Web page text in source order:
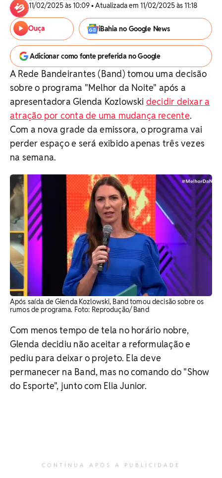
11/02/2025 às 10:09 • Atualizada em 11/02/2025 às 11:18
Ouça iBahia no Google News
Adicionar como fonte preferida no Google
A Rede Bandeirantes (Band) tomou uma decisão
sobre o programa "Melhor da Noite" após a
apresentadora Glenda Kozlowski decidir deixar a
atração por conta de uma mudança recente.
Com a nova grade da emissora, o programa vai
perder espaço e será exibido apenas três vezes
na semana.
Após saída de Glenda Kozlowski, Band tomou decisão sobre os
rumos de programa. Foto: Reprodução/ Band
Com menos tempo de tela no horário nobre,
Glenda decidiu não aceitar a reformulação e
pediu para deixar o projeto. Ela deve
permanecer na Band, mas no comando do "Show
do Esporte", junto com Elia Junior.
CONTINUA APÓS A PUBLICIDADE